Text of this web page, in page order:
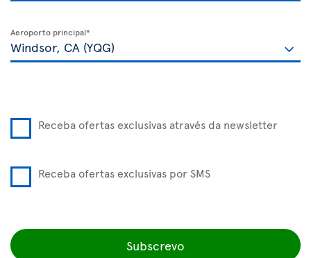
Aeroporto principal*
Receba ofertas exclusivas através da newsletter
Receba ofertas exclusivas por SMS
Subscrevo